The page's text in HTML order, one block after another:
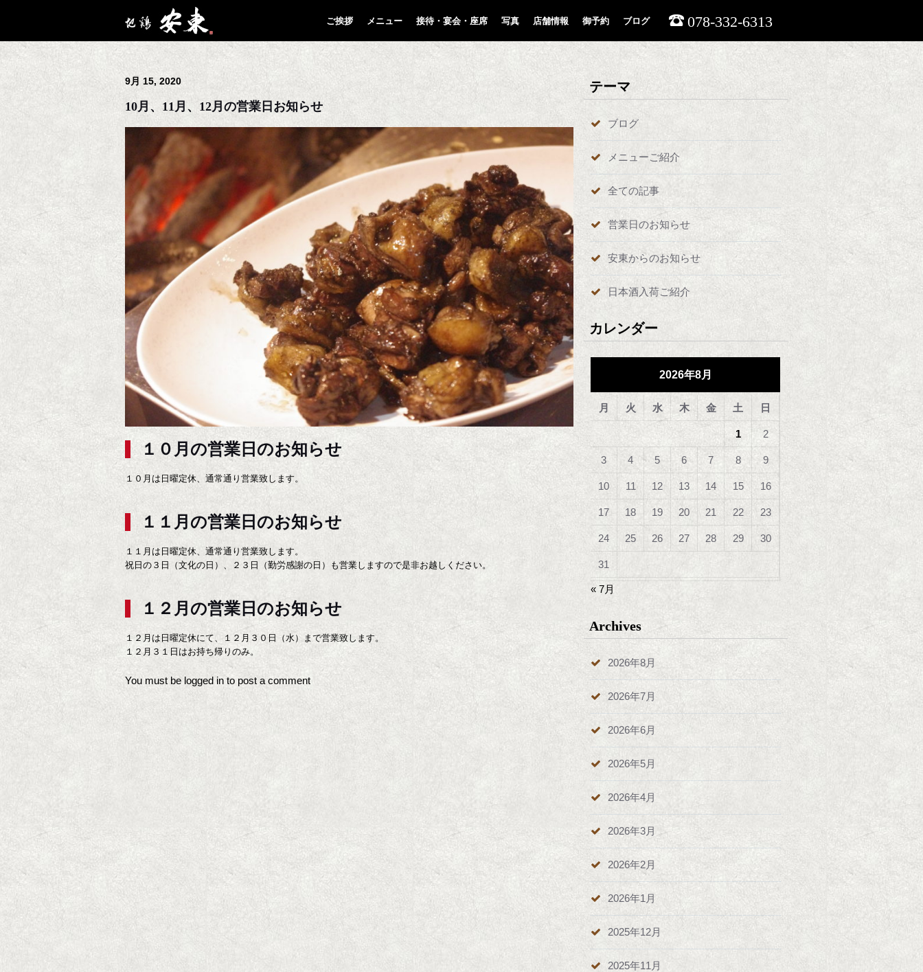
ご挨拶 メニュー 接待・宴会・座席 写真 店舗情報 御予約 ブログ 078-332-6313
9月 15, 2020
10月、11月、12月の営業日お知らせ
１０月の営業日のお知らせ
１０月は日曜定休、通常通り営業致します。
１１月の営業日のお知らせ
１１月は日曜定休、通常通り営業致します。
祝日の３日（文化の日）、２３日（勤労感謝の日）も営業しますので是非お越しください。
１２月の営業日のお知らせ
１２月は日曜定休にて、１２月３０日（水）まで営業致します。
１２月３１日はお持ち帰りのみ。
You must be logged into post a comment
テーマ
ブログ
メニューご紹介
全ての記事
営業日のお知らせ
安東からのお知らせ
日本酒入荷ご紹介
カレンダー
2026年8月
月 火 水 木 金 土 日
1 2
3 4 5 6 7 8 9
10 11 12 13 14 15 16
17 18 19 20 21 22 23
24 25 26 27 28 29 30
31
« 7月
Archives
2026年8月
2026年7月
2026年6月
2026年5月
2026年4月
2026年3月
2026年2月
2026年1月
2025年12月
2025年11月